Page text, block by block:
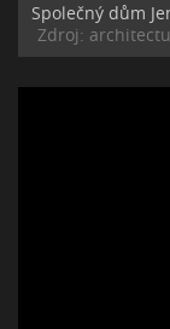
Společný dům
Zdroj: